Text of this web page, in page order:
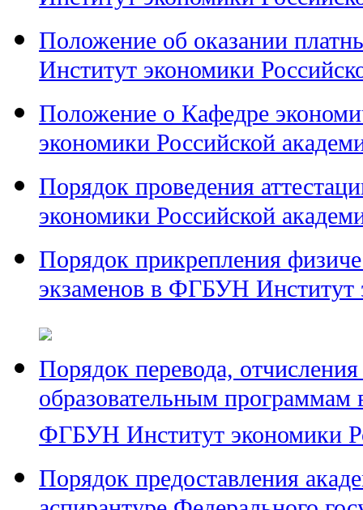
Положение об оказании
Институт экономики
Положение о Кафедре
экономики Российской
Порядок проведения
экономики Российской
Порядок прикрепления
экзаменов в ФГБУН Институт
Порядок перевода,
образовательным программам
ФГБУН Институт экономики
Порядок предоставления